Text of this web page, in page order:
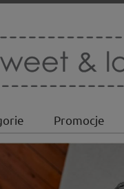
Promocje